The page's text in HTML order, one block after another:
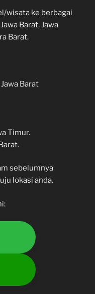
wisata ke berbagai
Barat, Jawa
Barat.
Barat
Timur.
sebelumnya
lokasi anda.